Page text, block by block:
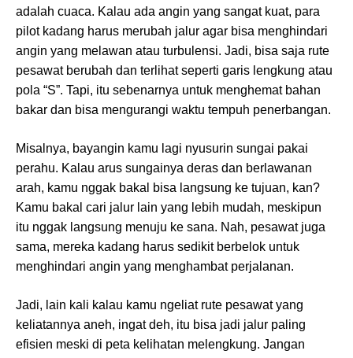
adalah cuaca. Kalau ada angin yang sangat kuat, para
pilot kadang harus merubah jalur agar bisa menghindari
angin yang melawan atau turbulensi. Jadi, bisa saja rute
pesawat berubah dan terlihat seperti garis lengkung atau
pola “S”. Tapi, itu sebenarnya untuk menghemat bahan
bakar dan bisa mengurangi waktu tempuh penerbangan.
Misalnya, bayangin kamu lagi nyusurin sungai pakai
perahu. Kalau arus sungainya deras dan berlawanan
arah, kamu nggak bakal bisa langsung ke tujuan, kan?
Kamu bakal cari jalur lain yang lebih mudah, meskipun
itu nggak langsung menuju ke sana. Nah, pesawat juga
sama, mereka kadang harus sedikit berbelok untuk
menghindari angin yang menghambat perjalanan.
Jadi, lain kali kalau kamu ngeliat rute pesawat yang
keliatannya aneh, ingat deh, itu bisa jadi jalur paling
efisien meski di peta kelihatan melengkung. Jangan